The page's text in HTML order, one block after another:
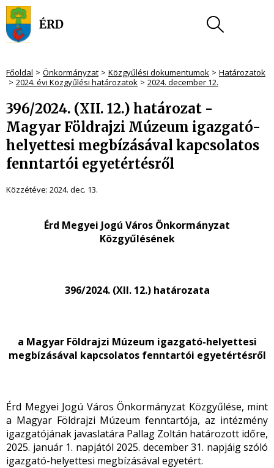
Főoldal Önkormányzat Közgyűlési dokumentumok
Határozatok
2024. évi Közgyűlési határozatok
2024. december 12.
396/2024. (XII. 12.) határozat -
Magyar Földrajzi Múzeum igazgató-
helyettesi megbízásával kapcsolatos
fenntartói egyetértésről
Közzétéve: 2024. dec. 13.
Érd Megyei Jogú Város Önkormányzat
Közgyűlésének
396/2024. (XII. 12.) határozata
a Magyar Földrajzi Múzeum igazgató-helyettesi
megbízásával kapcsolatos fenntartói egyetértésről
Érd Megyei Jogú Város Önkormányzat Közgyűlése, mint
a Magyar Földrajzi Múzeum fenntartója, az intézmény
igazgatójának javaslatára Pallag Zoltán határozott időre,
2025. január 1. napjától 2025. december 31. napjáig szóló
igazgató-helyettesi megbízásával egyetért.